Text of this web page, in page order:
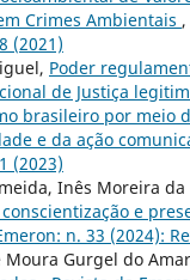
Crimes Ambientais ,
(2021)
Poder
de Justiça
brasileiro por meio
e da ação
(2023)
Inês Moreira da
e
n. 33 (2024):
Moura Gurgel do